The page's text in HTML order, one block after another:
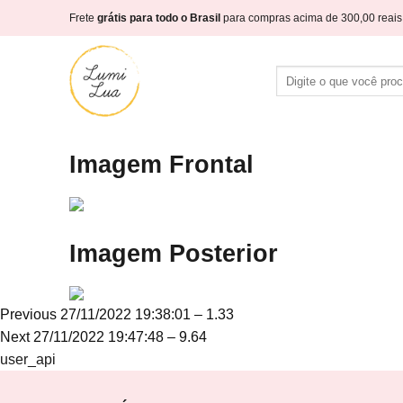
to
Frete grátis para todo o Brasil para compras acima de 300,00
Imagem Frontal
Imagem Posterior
Navegação
de
Post
Previous Previous
post:
27/11/2022 19:38:01 – 1.33
Next Next
post:
27/11/2022 19:47:48 – 9.64
user_api